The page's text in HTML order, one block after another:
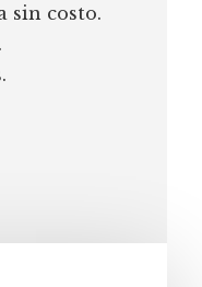
sin costo.